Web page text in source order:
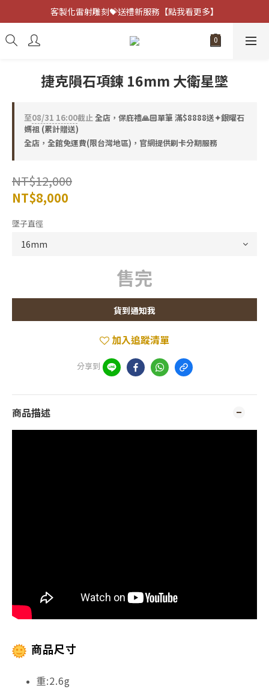
客製化雷射雕刻💝送禮新服務【點我看更多】
客製化雷射雕刻💝送禮新服務【點我看更多】
避邪防小人⚡指定黑曜石 任選兩件75折
捷克隕石項鍊 16mm 大衛星墜
至08/31 16:00截止全店，保庇禮🙏🏻單筆 滿$8888送✦銀曜石
媽祖 (累計贈送)
全店，全館免運費(限台灣地區)，官網提供刷卡分期服務
NT$12,000
NT$8,000
墜子直徑
售完
貨到通知我
加入追蹤清單
分享到
商品描述
商品尺寸
重:2.6g